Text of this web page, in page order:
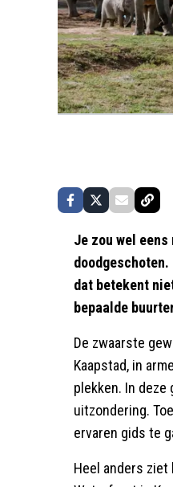
Je zou wel eens
dat betekent
bepaalde
De zwaarste
Kaapstad, in
plekken. In deze
uitzondering.
ervaren gids te
Heel anders